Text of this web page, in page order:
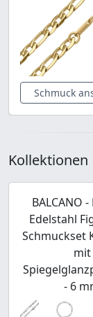
Schmuck
Kollektionen
BALCANO
Edelstahl
Schmuckset
mit
- 6